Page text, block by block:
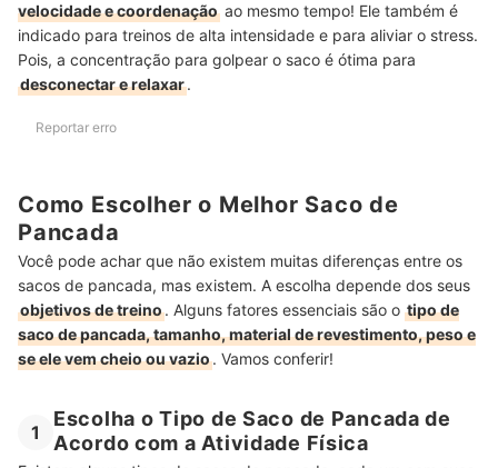
velocidade e coordenação ao mesmo tempo! Ele também é
indicado para treinos de alta intensidade e para aliviar o stress.
Pois, a concentração para golpear o saco é ótima para
desconectar e relaxar.
Reportar erro
Como Escolher o Melhor Saco de
Pancada
Você pode achar que não existem muitas diferenças entre os
sacos de pancada, mas existem. A escolha depende dos seus
objetivos de treino. Alguns fatores essenciais são o tipo de
saco de pancada, tamanho, material de revestimento, peso e
se ele vem cheio ou vazio. Vamos conferir!
1
Escolha o Tipo de Saco de Pancada de
Acordo com a Atividade Física